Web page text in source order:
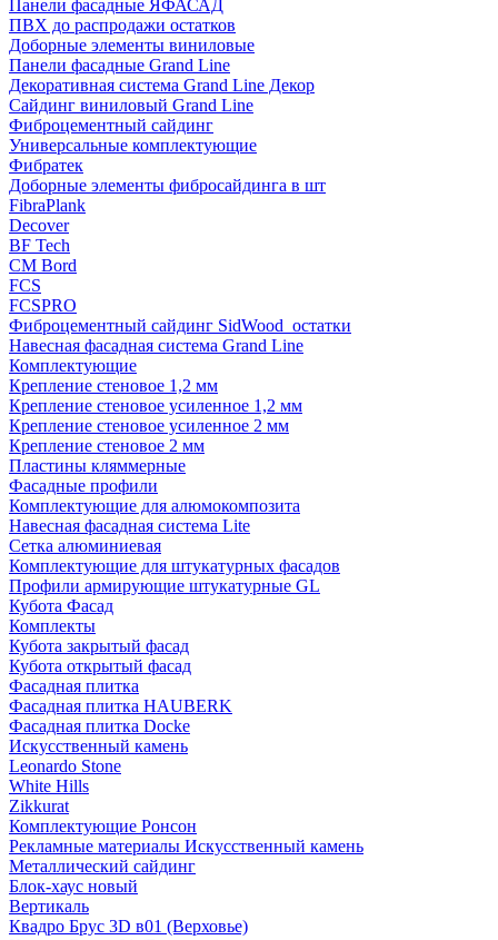
Панели фасадные ЯФАСАД
ПВХ до распродажи остатков
Доборные элементы виниловые
Панели фасадные Grand Line
Декоративная система Grand Line Декор
Сайдинг виниловый Grand Line
Фиброцементный сайдинг
Универсальные комплектующие
Фибратек
Доборные элементы фибросайдинга в шт
FibraPlank
Decover
BF Tech
CM Bord
FCS
FCSPRO
Фиброцементный сайдинг SidWood_остатки
Навесная фасадная система Grand Line
Комплектующие
Крепление стеновое 1,2 мм
Крепление стеновое усиленное 1,2 мм
Крепление стеновое усиленное 2 мм
Крепление стеновое 2 мм
Пластины кляммерные
Фасадные профили
Комплектующие для алюмокомпозита
Навесная фасадная система Lite
Сетка алюминиевая
Комплектующие для штукатурных фасадов
Профили армирующие штукатурные GL
Кубота Фасад
Комплекты
Кубота закрытый фасад
Кубота открытый фасад
Фасадная плитка
Фасадная плитка HAUBERK
Фасадная плитка Docke
Искусственный камень
Leonardo Stone
White Hills
Zikkurat
Комплектующие Ронсон
Рекламные материалы Искусственный камень
Металлический сайдинг
Блок-хаус новый
Вертикаль
Квадро Брус 3D в01 (Верховье)